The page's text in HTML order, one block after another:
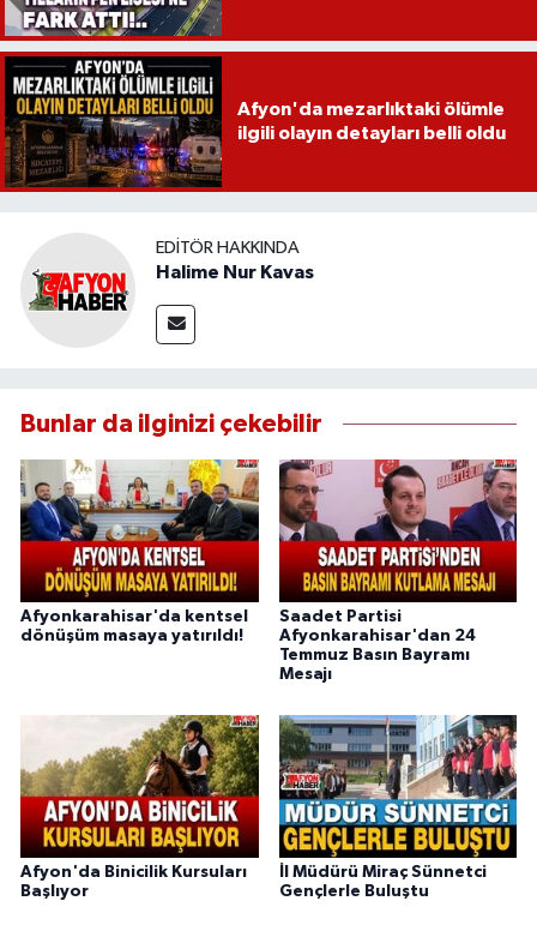
Afyon'da mezarlıktaki ölümle
ilgili olayın detayları belli oldu
EDITÖR HAKKINDA
Halime Nur Kavas
Bunlar da ilginizi çekebilir
Afyonkarahisar'da kentsel
dönüşüm masaya yatırıldı!
Saadet Partisi
Afyonkarahisar'dan 24
Temmuz Basın Bayramı
Mesajı
Afyon'da Binicilik Kursuları
Başlıyor
İl Müdürü Miraç Sünnetci
Gençlerle Buluştu